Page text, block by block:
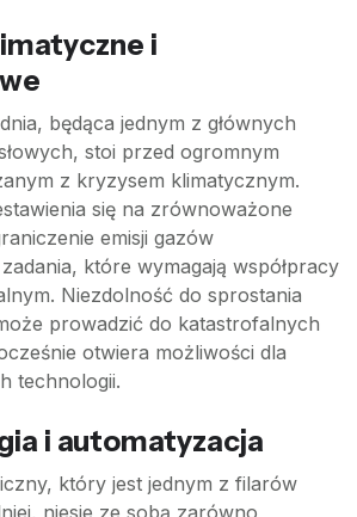
i
będąca jednym z głównych
stoi przed ogromnym
z kryzysem klimatycznym.
się na zrównoważone
emisji gazów
które wymagają współpracy
Niezdolność do sprostania
prowadzić do katastrofalnych
otwiera możliwości dla
technologii.
i automatyzacja
który jest jednym z filarów
niesie ze sobą zarówno